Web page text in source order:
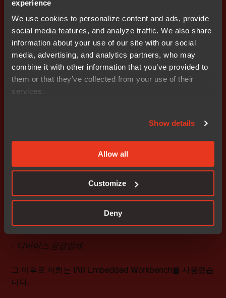
experience
We use cookies to personalize content and ads, provide
social media features, and analyze traffic. We also share
information about your use of our site with our social
media, advertising, and analytics partners, who may
combine it with other information that you’ve provided to
them or that they’ve collected from your use of their
services.
Show details
Allow all
Customize
Deny
개발팀의 목소리
저희는주로 ARM® 및 RL78 디바이스를 사용하는 프로젝
트에 IAR Embedded Workbench를사용합니다. 자동차 산
업은 고품질 소프트웨어를 요구하며 개발 툴의 선택이 매
우 중요합니다.
를 위한 다양한 개발 환경을 평가했습니다. 디바이스 공급
업체의 추천이 눈에 띄었습니다:
고품질 툴이 필요하다면 IAR이 최선의 선택이라는 것이었
- 디바이스 공급업체
그 이후로 저희는 IAR Embedded Workbench를 사용했습
니다.